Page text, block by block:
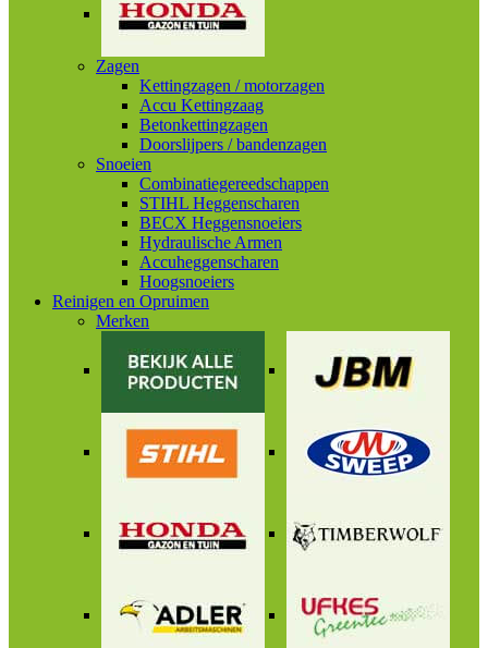
Zagen
Kettingzagen / motorzagen
Accu Kettingzaag
Betonkettingzagen
Doorslijpers / bandenzagen
Snoeien
Combinatiegereedschappen
STIHL Heggenscharen
BECX Heggensnoeiers
Hydraulische Armen
Accuheggenscharen
Hoogsnoeiers
Reinigen en Opruimen
Merken